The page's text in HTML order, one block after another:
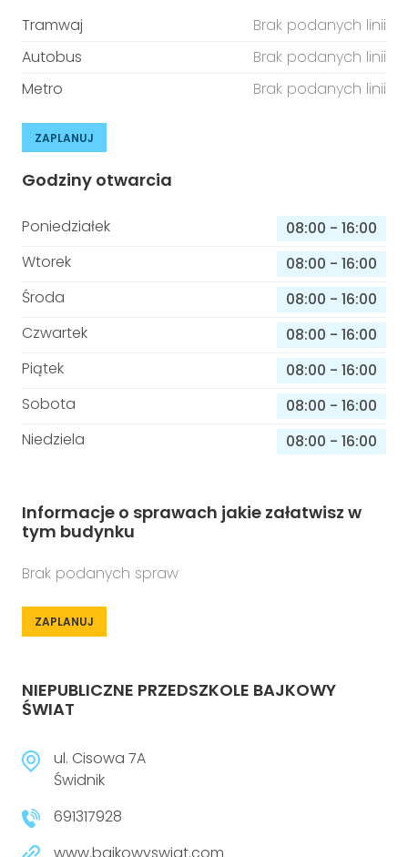
Tramwaj
Brak podanych linii
Autobus
Brak podanych linii
Metro
Brak podanych linii
ZAPLANUJ
Godziny otwarcia
Poniedziałek 08:00 - 16:00
Wtorek
08:00 - 16:00
Środa
08:00 - 16:00
Czwartek
08:00 - 16:00
Piątek
08:00 - 16:00
Sobota
08:00 - 16:00
Niedziela
08:00 - 16:00
Informacje o sprawach jakie załatwisz w
tym budynku
Brak podanych spraw
ZAPLANUJ
NIEPUBLICZNE PRZEDSZKOLE BAJKOWY
ŚWIAT
ul. Cisowa 7A
Świdnik
691317928